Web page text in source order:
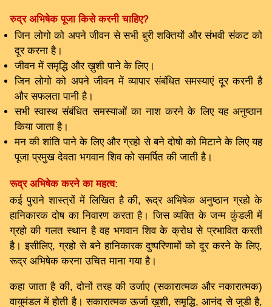
रुद्र अभिषेक पूजा किसे करनी चाहिए?
जिन लोगो को अपने जीवन से सभी बुरी शक्तियों और संभवी संकट को
दूर करना है।
जीवन में समृद्धि और ख़ुशी पाने के लिए।
जिन लोगो को अपने जीवन में व्यापार संबंधित समस्याएं दूर करनी है
और सफलता पानी है।
सभी स्वास्थ संबंधित समस्याओं का नाश करने के लिए यह अनुष्ठान
किया जाता है।
मन की शांति पाने के लिए और ग्रहो से बने दोषो को मिटाने के लिए यह
पूजा प्रमुख देवता भगवान शिव को समर्पित की जाती है।
रूद्र अभिषेक करने का महत्व:
कई पुराने शास्त्रों में लिखित है की, रूद्र अभिषेक अनुष्ठान ग्रहो के
हानिकारक दोष का निवारण करता है। जिस व्यक्ति के जन्म कुंडली में
ग्रहो की गलत स्थान है वह भगवान शिव के क्रोध से प्रभावित करती
है। इसीलिए, ग्रहो से बने हानिकारक दुष्परिणामों को दूर करने के लिए,
रूद्र अभिषेक करना उचित माना गया है।
कहा जाता है की, दोनों तरह की उर्जाए (सकारात्मक और नकारात्मक)
वायुमंडल में होती है। सकारात्मक ऊर्जा ख़ुशी, समृद्धि, आनंद से जुडी है,